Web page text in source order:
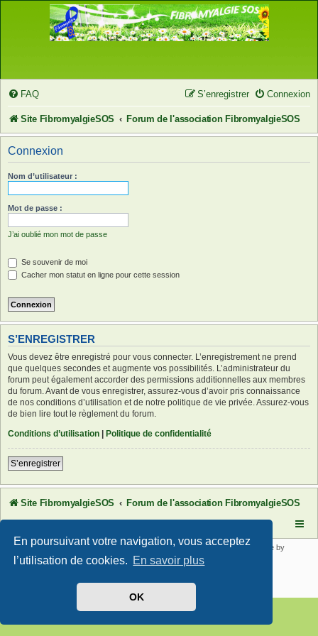
En poursuivant votre navigation, vous acceptez
l’utilisation de cookies. En savoir plus
OK
FAQ Connexion
S’enregistrer
Site FibromyalgieSOS Forum de l'association FibromyalgieSOS
Connexion
Nom d’utilisateur :
Mot de passe :
J’ai oublié mon mot de passe
Se souvenir de moi
Cacher mon statut en ligne pour cette session
S’ENREGISTRER
Vous devez être enregistré pour vous connecter. L’enregistrement ne prend
que quelques secondes et augmente vos possibilités. L’administrateur du
forum peut également accorder des permissions additionnelles aux membres
du forum. Avant de vous enregistrer, assurez-vous d’avoir pris connaissance
de nos conditions d’utilisation et de notre politique de vie privée. Assurez-vous
de bien lire tout le règlement du forum.
Conditions d’utilisation
Politique de confidentialité
S’enregistrer
Site FibromyalgieSOS Forum de l'association FibromyalgieSOS
Développé parphpBB® Forum Software © phpBB Limited | SE Square by
PhpBB3 BBCodes
Confidentialité|Conditions